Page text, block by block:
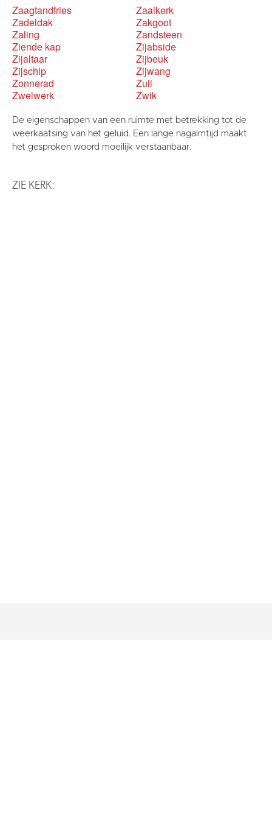
Zaagtandfries
Zaalkerk
Zadeldak
Zakgoot
Zaling
Zandsteen
Ziende kap
Zijabside
Zijaltaar
Zijbeuk
Zijschip
Zijwang
Zonnerad
Zuil
Zwelwerk
Zwik
De eigenschappen van een ruimte met betrekking tot de
weerkaatsing van het geluid. Een lange nagalmtijd maakt
het gesproken woord moeilijk verstaanbaar.
ZIE KERK: